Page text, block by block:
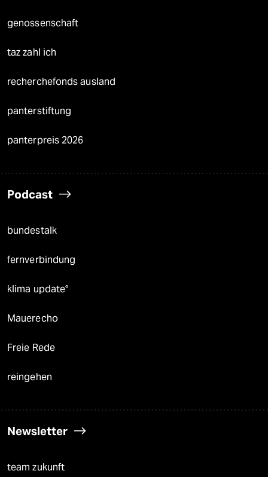
genossenschaft
taz zahl ich
recherchefonds ausland
panterstiftung
panterpreis 2026
Podcast
bundestalk
fernverbindung
klima update°
Mauerecho
Freie Rede
reingehen
Newsletter
team zukunft